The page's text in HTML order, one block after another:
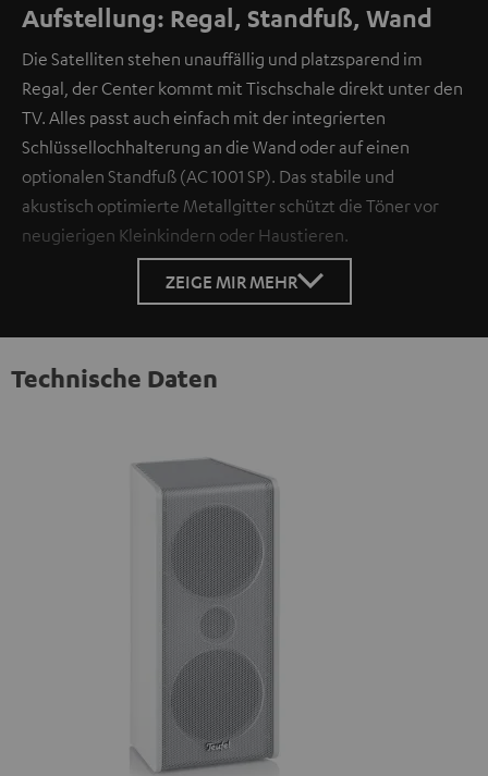
Aufstellung: Regal, Standfuß, Wand
Die Satelliten stehen unauffällig und platzsparend im
Regal, der Center kommt mit Tischschale direkt unter den
TV. Alles passt auch einfach mit der integrierten
Schlüssellochhalterung an die Wand oder auf einen
optionalen Standfuß (AC 1001 SP). Das stabile und
akustisch optimierte Metallgitter schützt die Töner vor
neugierigen Kleinkindern oder Haustieren.
ZEIGE MIR MEHR
Technische Daten